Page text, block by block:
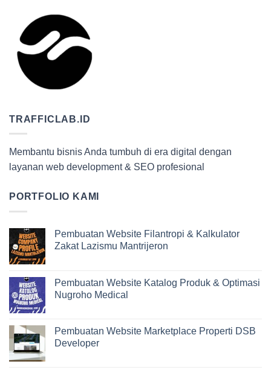
TRAFFICLAB.ID
Membantu bisnis Anda tumbuh di era digital dengan
layanan web development & SEO profesional
PORTFOLIO KAMI
Pembuatan Website Filantropi & Kalkulator
Zakat Lazismu Mantrijeron
Pembuatan Website Katalog Produk & Optimasi
Nugroho Medical
Pembuatan Website Marketplace Properti DSB
Developer